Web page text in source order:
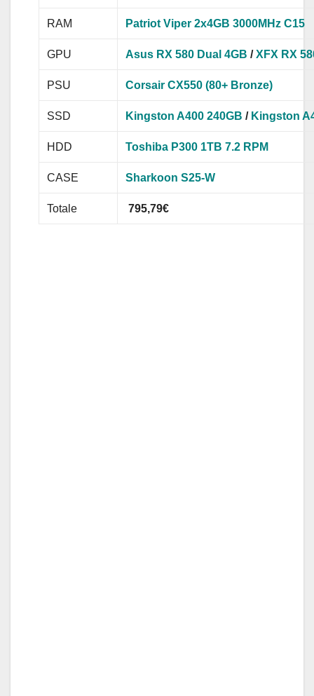
RAM Patriot Viper 2x4GB 3000MHz C15
GPU Asus RX 580 Dual 4GB /XFX RX
PSU Corsair CX550 (80+ Bronze)
SSD Kingston A400 240GB / Kingston
HDD Toshiba P300 1TB 7.2 RPM
CASE Sharkoon S25-W
Totale 795,79€